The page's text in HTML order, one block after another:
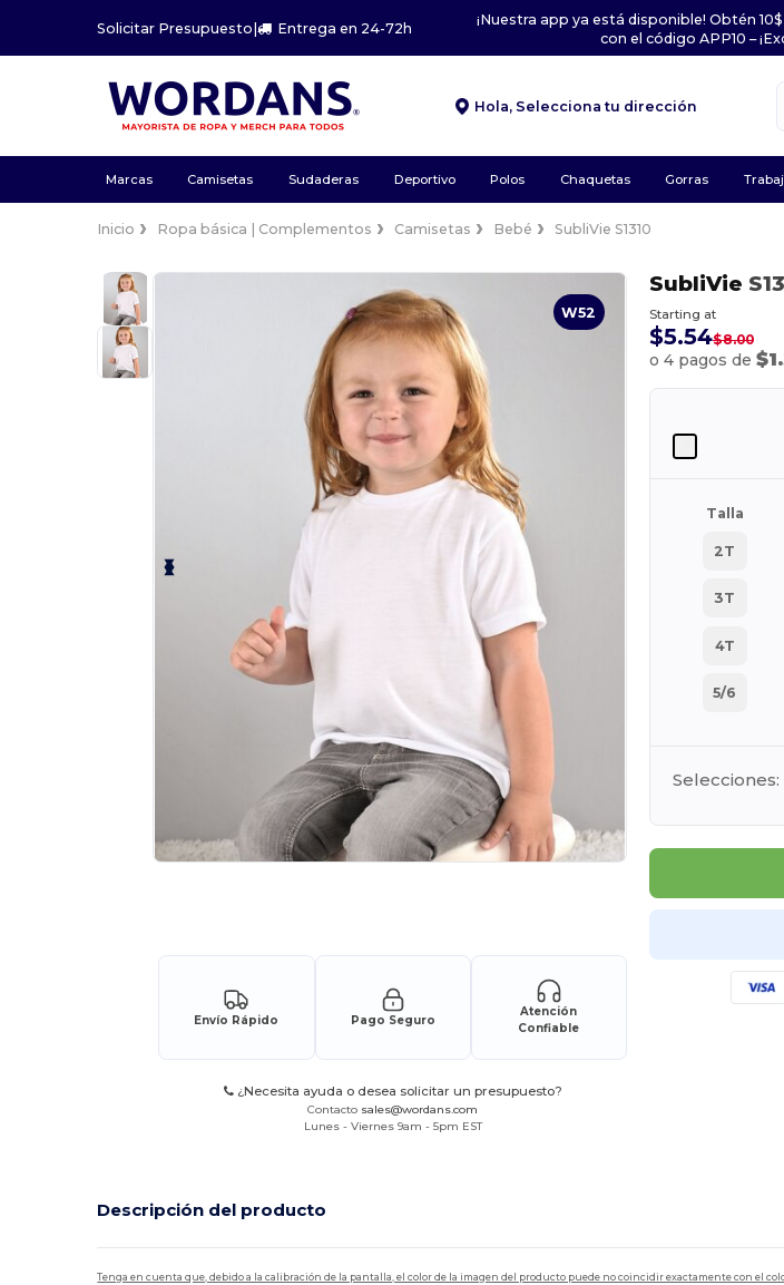
Solicitar Presupuesto| Entrega en 24-72h
¡Nuestra app ya está disponible! Obtén
con el código APP10 –
Hola, Selecciona tu dirección
Marcas Camisetas Sudaderas Deportivo Polos Chaquetas Gorras
Inicio Ropa básica | Complementos Camisetas Bebé SubliVie S1310
W52
Envío Rápido Pago Seguro
Atención
Confiable
¿Necesita ayuda o desea solicitar un presupuesto?
Contacto sales@wordans.com
Lunes - Viernes 9am - 5pm EST
SubliVie
Starting at
$5.54$8.00
o 4 pagos de
Talla
2T
3T
4T
5/6
Selecciones:
Descripción del producto
Tenga en cuenta que, debido a la calibración de la pantalla, el color de la imagen del producto puede no coincidir exactamente con el